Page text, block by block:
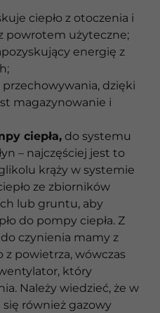
ciepło z otoczenia i
powrotem użyteczne;
energię z
dzięki
magazynowanie i
ciepła, do systemu
– najczęściej jest to
krąży w systemie
ze zbiorników
lub gruntu, aby
do pompy ciepła. Z
czynienia mamy z
z powietrza, wówczas
który
Należy wiedzieć, że w
również gazowy